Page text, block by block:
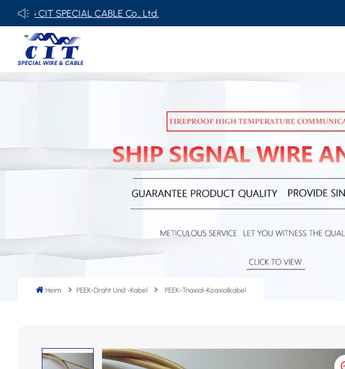
SPECIAL CABLE Co., Ltd.
Heim PEEK-Draht Und -Kabel PEEK-Triaxial-Koaxialkabel